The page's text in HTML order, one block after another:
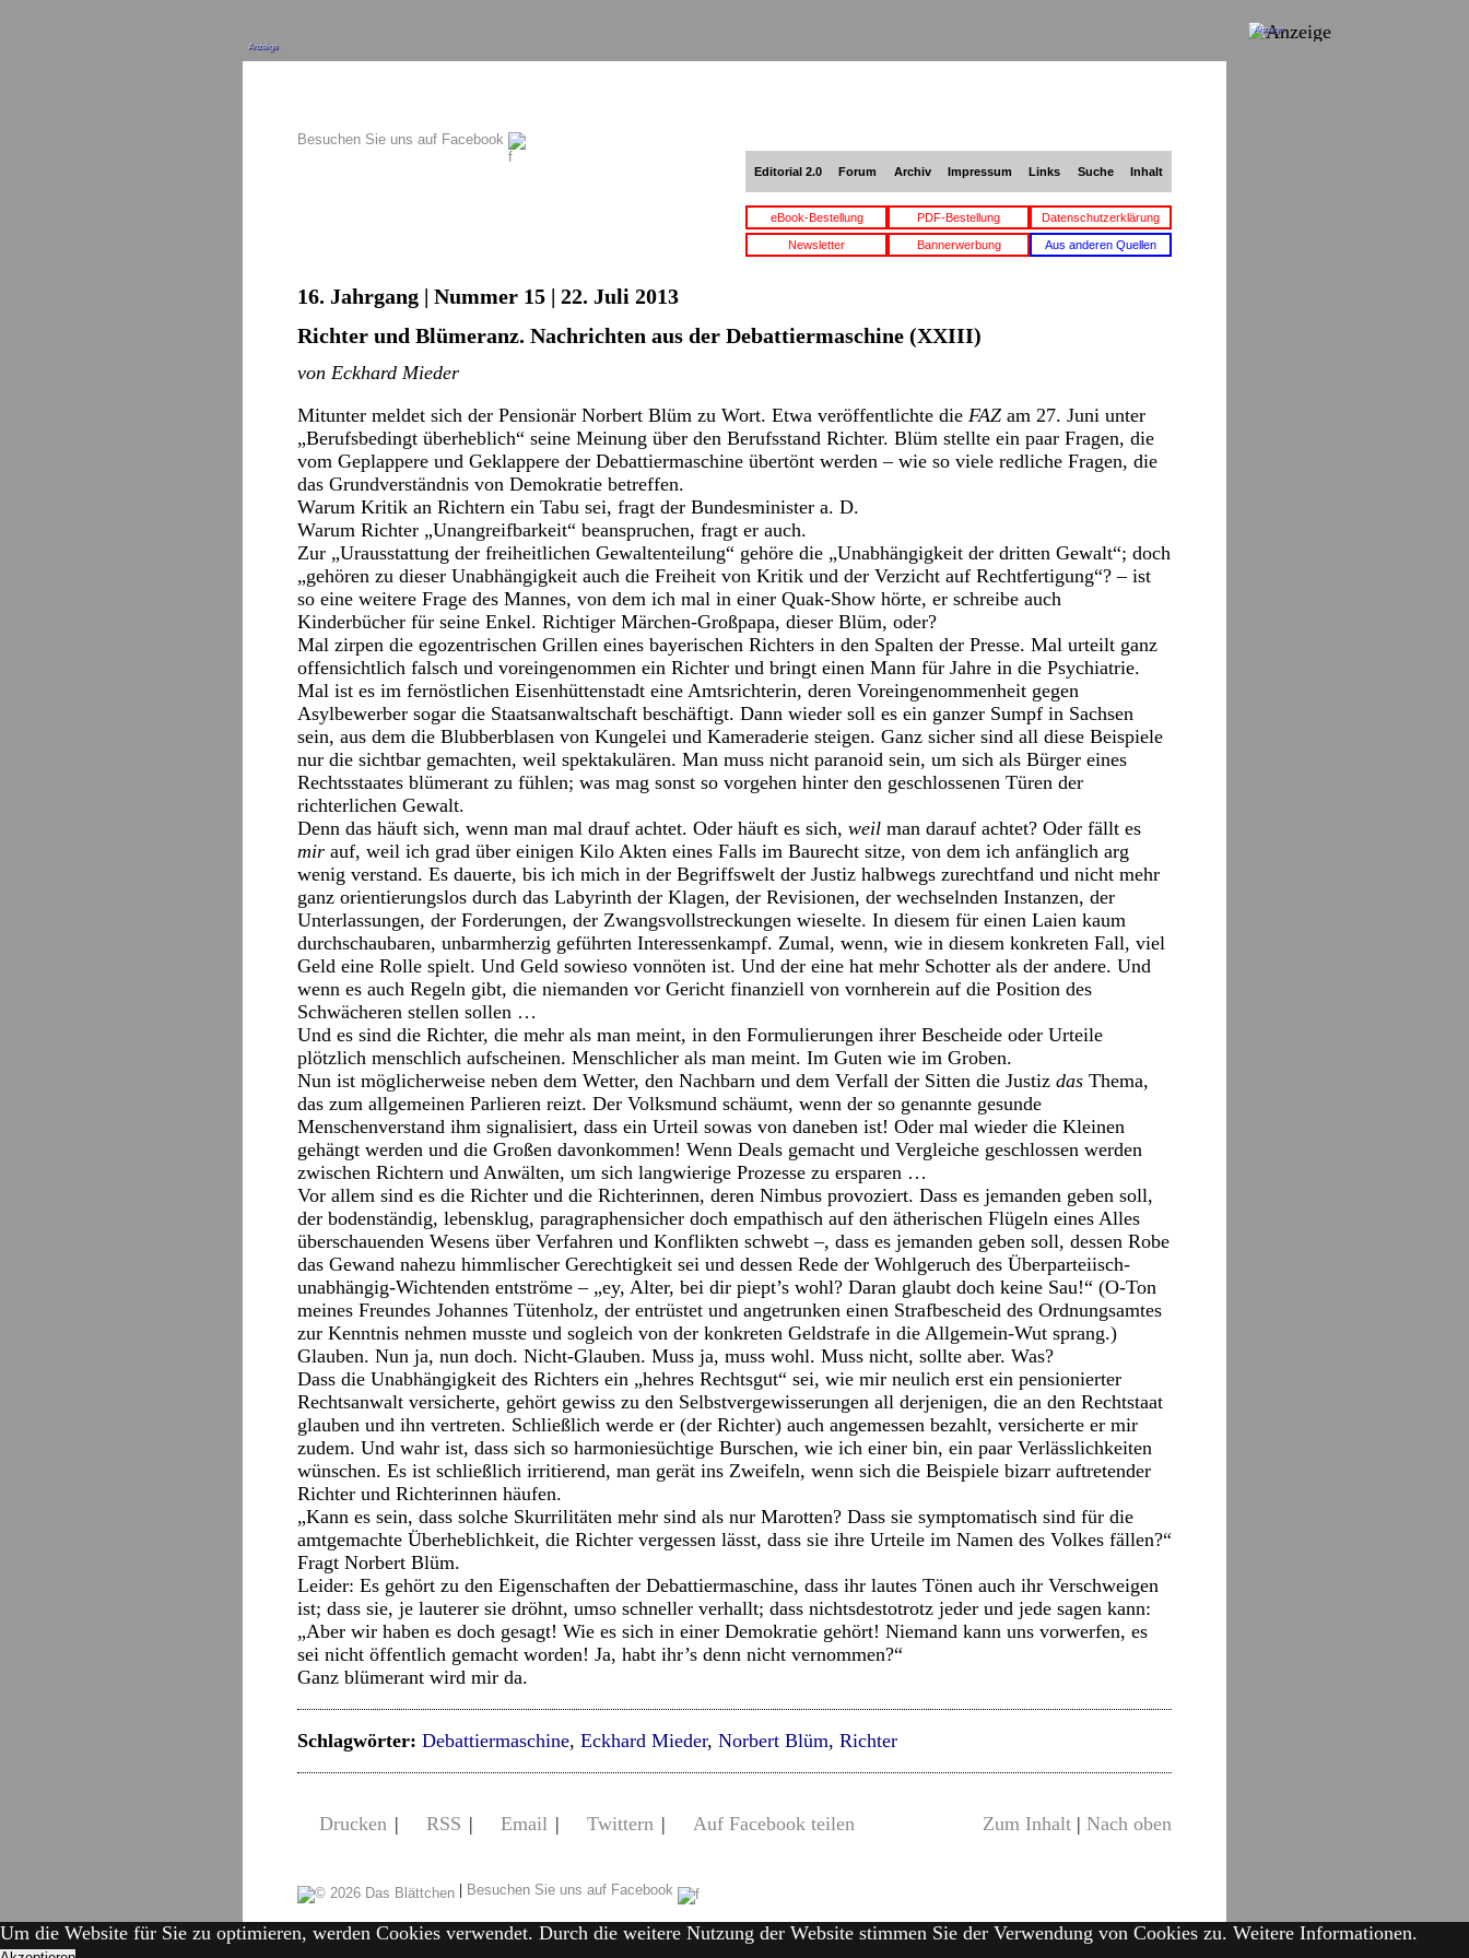
Anzeige
Besuchen Sie uns auf Facebook
Editorial 2.0 Forum Archiv Impressum Links Suche Inhalt
eBook-Bestellung PDF-Bestellung Datenschutzerklärung
Newsletter Bannerwerbung Aus anderen Quellen
16. Jahrgang | Nummer 15 | 22. Juli 2013
Richter und Blümeranz. Nachrichten aus der Debattiermaschine (XXIII)
von Eckhard Mieder
Mitunter meldet sich der Pensionär Norbert Blüm zu Wort. Etwa veröffentlichte die FAZ am 27. Juni unter
„Berufsbedingt überheblich“ seine Meinung über den Berufsstand Richter. Blüm stellte ein paar Fragen, die
vom Geplappere und Geklappere der Debattiermaschine übertönt werden – wie so viele redliche Fragen, die
das Grundverständnis von Demokratie betreffen.
Warum Kritik an Richtern ein Tabu sei, fragt der Bundesminister a. D.
Warum Richter „Unangreifbarkeit“ beanspruchen, fragt er auch.
Zur „Urausstattung der freiheitlichen Gewaltenteilung“ gehöre die „Unabhängigkeit der dritten Gewalt“; doch
„gehören zu dieser Unabhängigkeit auch die Freiheit von Kritik und der Verzicht auf Rechtfertigung“? – ist
so eine weitere Frage des Mannes, von dem ich mal in einer Quak-Show hörte, er schreibe auch
Kinderbücher für seine Enkel. Richtiger Märchen-Großpapa, dieser Blüm, oder?
Mal zirpen die egozentrischen Grillen eines bayerischen Richters in den Spalten der Presse. Mal urteilt ganz
offensichtlich falsch und voreingenommen ein Richter und bringt einen Mann für Jahre in die Psychiatrie.
Mal ist es im fernöstlichen Eisenhüttenstadt eine Amtsrichterin, deren Voreingenommenheit gegen
Asylbewerber sogar die Staatsanwaltschaft beschäftigt. Dann wieder soll es ein ganzer Sumpf in Sachsen
sein, aus dem die Blubberblasen von Kungelei und Kameraderie steigen. Ganz sicher sind all diese Beispiele
nur die sichtbar gemachten, weil spektakulären. Man muss nicht paranoid sein, um sich als Bürger eines
Rechtsstaates blümerant zu fühlen; was mag sonst so vorgehen hinter den geschlossenen Türen der
richterlichen Gewalt.
Denn das häuft sich, wenn man mal drauf achtet. Oder häuft es sich, weil man darauf achtet? Oder fällt es
mir auf, weil ich grad über einigen Kilo Akten eines Falls im Baurecht sitze, von dem ich anfänglich arg
wenig verstand. Es dauerte, bis ich mich in der Begriffswelt der Justiz halbwegs zurechtfand und nicht mehr
ganz orientierungslos durch das Labyrinth der Klagen, der Revisionen, der wechselnden Instanzen, der
Unterlassungen, der Forderungen, der Zwangsvollstreckungen wieselte. In diesem für einen Laien kaum
durchschaubaren, unbarmherzig geführten Interessenkampf. Zumal, wenn, wie in diesem konkreten Fall, viel
Geld eine Rolle spielt. Und Geld sowieso vonnöten ist. Und der eine hat mehr Schotter als der andere. Und
wenn es auch Regeln gibt, die niemanden vor Gericht finanziell von vornherein auf die Position des
Schwächeren stellen sollen …
Und es sind die Richter, die mehr als man meint, in den Formulierungen ihrer Bescheide oder Urteile
plötzlich menschlich aufscheinen. Menschlicher als man meint. Im Guten wie im Groben.
Nun ist möglicherweise neben dem Wetter, den Nachbarn und dem Verfall der Sitten die Justiz das Thema,
das zum allgemeinen Parlieren reizt. Der Volksmund schäumt, wenn der so genannte gesunde
Menschenverstand ihm signalisiert, dass ein Urteil sowas von daneben ist! Oder mal wieder die Kleinen
gehängt werden und die Großen davonkommen! Wenn Deals gemacht und Vergleiche geschlossen werden
zwischen Richtern und Anwälten, um sich langwierige Prozesse zu ersparen …
Vor allem sind es die Richter und die Richterinnen, deren Nimbus provoziert. Dass es jemanden geben soll,
der bodenständig, lebensklug, paragraphensicher doch empathisch auf den ätherischen Flügeln eines Alles
überschauenden Wesens über Verfahren und Konflikten schwebt –, dass es jemanden geben soll, dessen Robe
das Gewand nahezu himmlischer Gerechtigkeit sei und dessen Rede der Wohlgeruch des Überparteiisch-
unabhängig-Wichtenden entströme – „ey, Alter, bei dir piept’s wohl? Daran glaubt doch keine Sau!“ (O-Ton
meines Freundes Johannes Tütenholz, der entrüstet und angetrunken einen Strafbescheid des Ordnungsamtes
zur Kenntnis nehmen musste und sogleich von der konkreten Geldstrafe in die Allgemein-Wut sprang.)
Glauben. Nun ja, nun doch. Nicht-Glauben. Muss ja, muss wohl. Muss nicht, sollte aber. Was?
Dass die Unabhängigkeit des Richters ein „hehres Rechtsgut“ sei, wie mir neulich erst ein pensionierter
Rechtsanwalt versicherte, gehört gewiss zu den Selbstvergewisserungen all derjenigen, die an den Rechtstaat
glauben und ihn vertreten. Schließlich werde er (der Richter) auch angemessen bezahlt, versicherte er mir
zudem. Und wahr ist, dass sich so harmoniesüchtige Burschen, wie ich einer bin, ein paar Verlässlichkeiten
wünschen. Es ist schließlich irritierend, man gerät ins Zweifeln, wenn sich die Beispiele bizarr auftretender
Richter und Richterinnen häufen.
„Kann es sein, dass solche Skurrilitäten mehr sind als nur Marotten? Dass sie symptomatisch sind für die
amtgemachte Überheblichkeit, die Richter vergessen lässt, dass sie ihre Urteile im Namen des Volkes fällen?“
Fragt Norbert Blüm.
Leider: Es gehört zu den Eigenschaften der Debattiermaschine, dass ihr lautes Tönen auch ihr Verschweigen
ist; dass sie, je lauterer sie dröhnt, umso schneller verhallt; dass nichtsdestotrotz jeder und jede sagen kann:
„Aber wir haben es doch gesagt! Wie es sich in einer Demokratie gehört! Niemand kann uns vorwerfen, es
sei nicht öffentlich gemacht worden! Ja, habt ihr’s denn nicht vernommen?“
Ganz blümerant wird mir da.
Schlagwörter: Debattiermaschine, Eckhard Mieder, Norbert Blüm, Richter
Drucken | RSS | Email | Twittern | Auf Facebook teilen Zum Inhalt | Nach oben
| Besuchen Sie uns auf Facebook
Anzeige
Um die Website für Sie zu optimieren, werden Cookies verwendet. Durch die weitere Nutzung der Website stimmen Sie der Verwendung von Cookies zu. Weitere Informationen.